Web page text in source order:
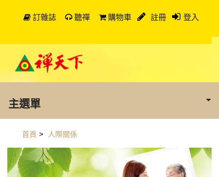
訂雜誌 聽禪 購物車 註冊 登入
主選單
首頁 > 人際關係